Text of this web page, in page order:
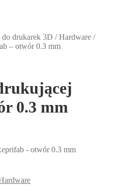
do drukarek 3D /Hardware /
– otwór 0.3 mm
0.3 mm
- otwór 0.3 mm